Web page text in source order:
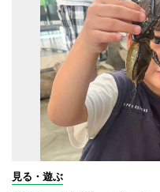
見る・遊ぶ